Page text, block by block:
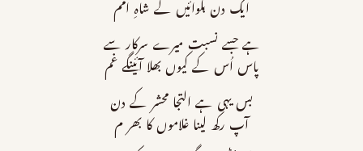
ایک دن بلوائیں گے شاہِ امم
ہے جسے نسبت میرے سرکار سے
پاس اُس کے کیوں بھلا آئینگے غم
بس یہی ہے التجا محشر کے دن
آپ رکھ لینا غلاموں کا بھر م